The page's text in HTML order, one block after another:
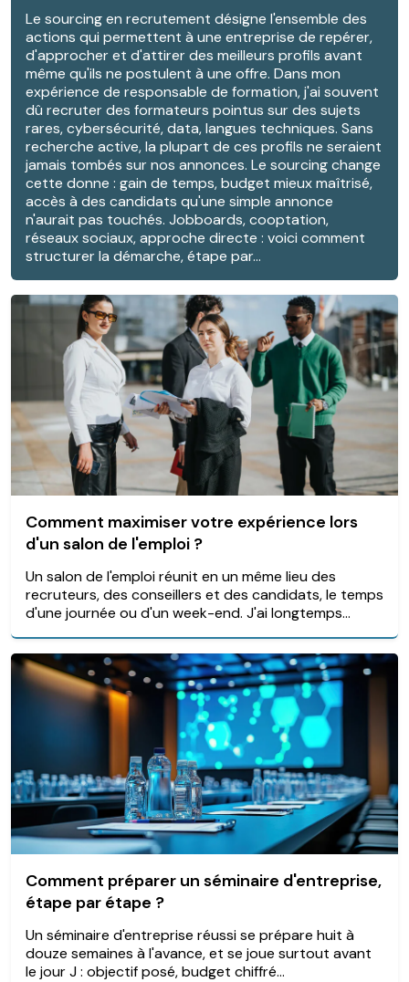
Le sourcing en recrutement désigne l'ensemble des
actions qui permettent à une entreprise de repérer,
d'approcher et d'attirer des meilleurs profils avant
même qu'ils ne postulent à une offre. Dans mon
expérience de responsable de formation, j'ai souvent
dû recruter des formateurs pointus sur des sujets
rares, cybersécurité, data, langues techniques. Sans
recherche active, la plupart de ces profils ne seraient
jamais tombés sur nos annonces. Le sourcing change
cette donne : gain de temps, budget mieux maîtrisé,
accès à des candidats qu'une simple annonce
n'aurait pas touchés. Jobboards, cooptation,
réseaux sociaux, approche directe : voici comment
structurer la démarche, étape par...
Comment maximiser votre expérience lors
d'un salon de l'emploi ?
Un salon de l'emploi réunit en un même lieu des
recruteurs, des conseillers et des candidats, le temps
d'une journée ou d'un week-end. J'ai longtemps...
Comment préparer un séminaire d'entreprise,
étape par étape ?
Un séminaire d'entreprise réussi se prépare huit à
douze semaines à l'avance, et se joue surtout avant
le jour J : objectif posé, budget chiffré...